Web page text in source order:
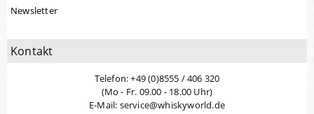
Newsletter
Kontakt
Telefon: +49 (0)8555 / 406 320
(Mo - Fr. 09.00 - 18.00 Uhr)
E-Mail: service@whiskyworld.de